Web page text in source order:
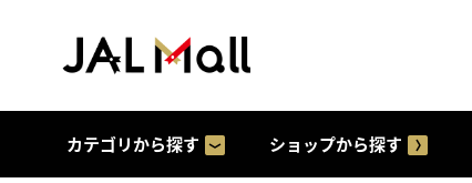
カテゴリから探す ショップから探す